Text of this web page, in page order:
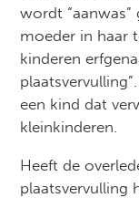
wordt
moeder in haar
kinderen
een kind dat
kleinkinderen.
Heeft de
plaatsvervulling